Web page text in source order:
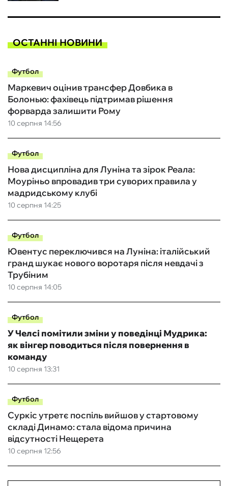
ОСТАННІ НОВИНИ
Футбол
10 серпня 14:56
Маркевич оцінив трансфер Довбика в
Болонью: фахівець підтримав рішення
форварда залишити Рому
Футбол
10 серпня 14:25
Нова дисципліна для Луніна та зірок Реала:
Моуріньо впровадив три суворих правила у
мадридському клубі
Футбол
10 серпня 14:05
Ювентус переключився на Луніна: італійський
гранд шукає нового воротаря після невдачі з
Трубіним
Футбол
10 серпня 13:31
У Челсі помітили зміни у поведінці Мудрика:
як вінгер поводиться після повернення в
команду
Футбол
10 серпня 12:56
Суркіс утретє поспіль вийшов у стартовому
складі Динамо: стала відома причина
відсутності Нещерета